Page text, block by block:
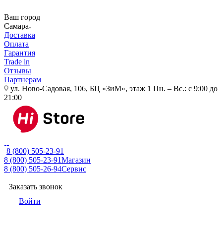
Ваш город
Самара
Доставка
Оплата
Гарантия
Trade in
Отзывы
Партнерам
ул. Ново-Садовая, 106, БЦ «ЗиМ», этаж 1 Пн. – Вс.: с 9:00 до
21:00
8 (800) 505-23-91
8 (800) 505-23-91Магазин
8 (800) 505-26-94Сервис
Заказать звонок
Войти